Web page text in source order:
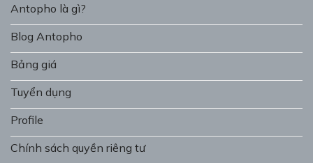
Antopho là gì?
Blog Antopho
Bảng giá
Tuyển dụng
Profile
Chính sách quyền riêng tư